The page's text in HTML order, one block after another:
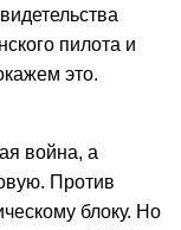
пилота и
это.
война, а
Против
блоку. Но